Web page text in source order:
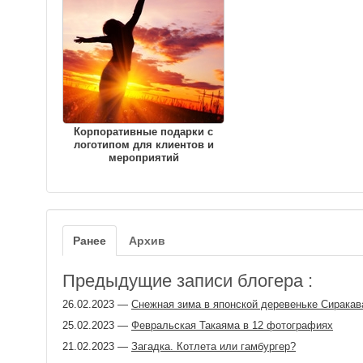
Корпоративные подарки с
логотипом для клиентов и
мероприятий
Ранее Архив
Предыдущие записи блогера :
26.02.2023 — Снежная зима в японской деревеньке
25.02.2023 — Февральская Такаяма в 12 фотографиях
21.02.2023 — Загадка. Котлета или гамбургер?